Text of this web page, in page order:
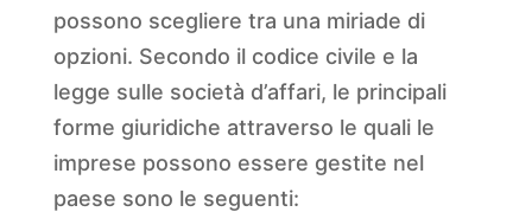
possono scegliere tra una miriade di
opzioni. Secondo il codice civile e la
legge sulle società d’affari, le principali
forme giuridiche attraverso le quali le
imprese possono essere gestite nel
paese sono le seguenti: